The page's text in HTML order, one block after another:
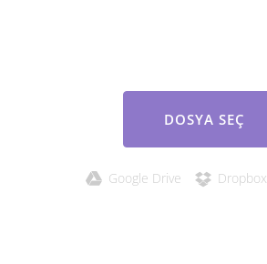
DOSYA SEÇ
Google Drive Dropbox